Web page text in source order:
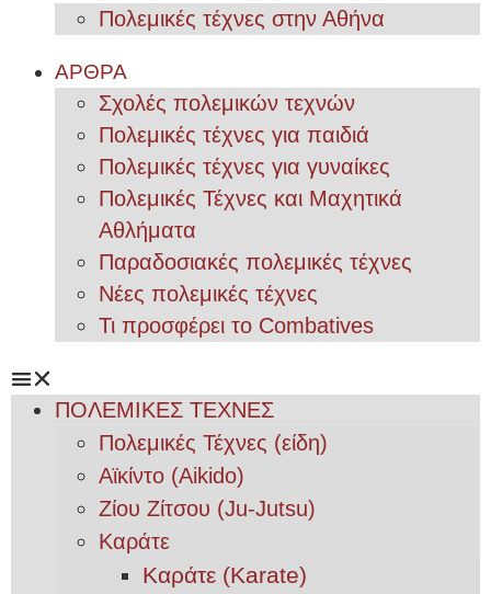
Πολεμικές τέχνες στην Αθήνα
ΑΡΘΡΑ
Σχολές πολεμικών τεχνών
Πολεμικές τέχνες για παιδιά
Πολεμικές τέχνες για γυναίκες
Πολεμικές Τέχνες και Μαχητικά
Αθλήματα
Παραδοσιακές πολεμικές τέχνες
Νέες πολεμικές τέχνες
Τι προσφέρει το Combatives
ΠΟΛΕΜΙΚΕΣ ΤΕΧΝΕΣ
Πολεμικές Τέχνες (είδη)
Αϊκίντο (Aikido)
Ζίου Ζίτσου (Ju-Jutsu)
Καράτε
Καράτε (Karate)